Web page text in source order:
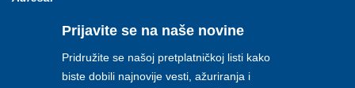
Prijavite se na naše novine
Pridružite se našoj pretplatničkoj listi kako
biste dobili najnovije vesti, ažuriranja i